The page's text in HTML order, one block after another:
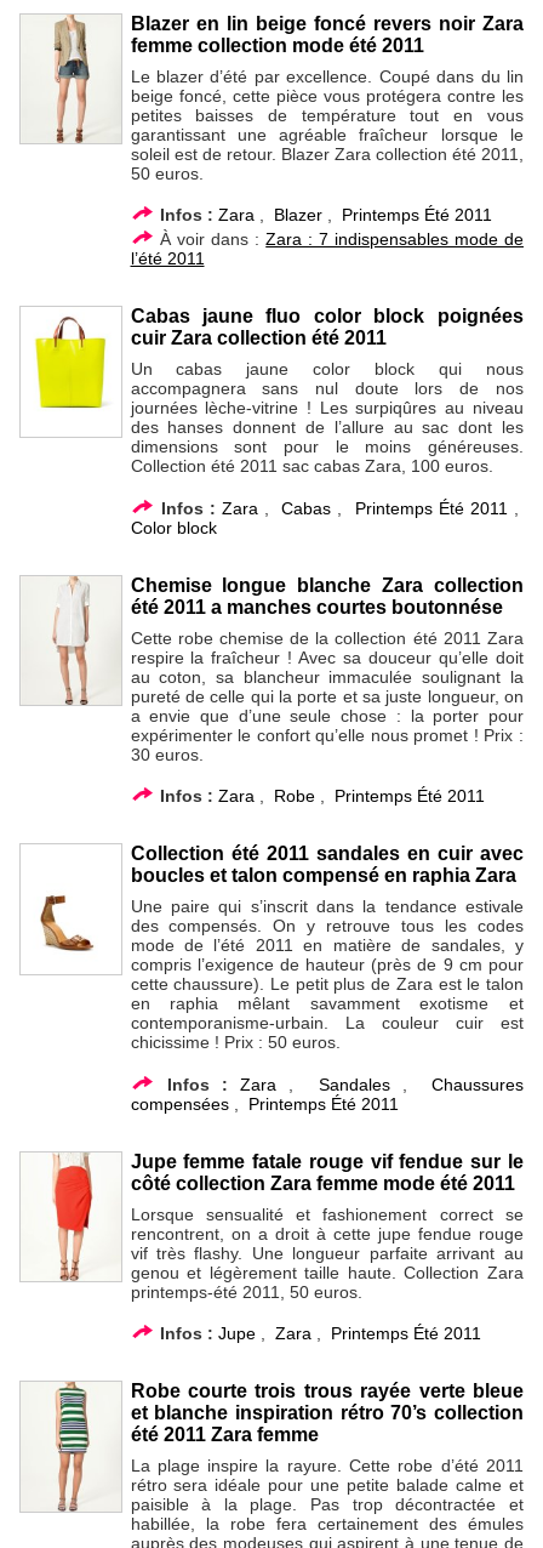
Blazer en lin beige foncé revers noir Zara
femme collection mode été 2011
Le blazer d’été par excellence. Coupé dans du lin
beige foncé, cette pièce vous protégera contre les
petites baisses de température tout en vous
garantissant une agréable fraîcheur lorsque le
soleil est de retour. Blazer Zara collection été 2011,
50 euros.
Infos : Zara, Blazer, Printemps Été 2011
À voir dans :Zara : 7 indispensables mode de
l’été 2011
Cabas jaune fluo color block poignées
cuir Zara collection été 2011
Un cabas jaune color block qui nous
accompagnera sans nul doute lors de nos
journées lèche-vitrine ! Les surpiqûres au niveau
des hanses donnent de l’allure au sac dont les
dimensions sont pour le moins généreuses.
Collection été 2011 sac cabas Zara, 100 euros.
Infos : Zara ,Cabas Printemps Été 2011
Color block
Chemise longue blanche Zara collection
été 2011 a manches courtes boutonnése
Cette robe chemise de la collection été 2011 Zara
respire la fraîcheur ! Avec sa douceur qu’elle doit
au coton, sa blancheur immaculée soulignant la
pureté de celle qui la porte et sa juste longueur, on
a envie que d’une seule chose : la porter pour
expérimenter le confort qu’elle nous promet ! Prix :
30 euros.
Infos : Zara, Robe, Printemps Été 2011
Collection été 2011 sandales en cuir avec
boucles et talon compensé en raphia Zara
Une paire qui s’inscrit dans la tendance estivale
des compensés. On y retrouve tous les codes
mode de l’été 2011 en matière de sandales, y
compris l’exigence de hauteur (près de 9 cm pour
cette chaussure). Le petit plus de Zara est le talon
en raphia mêlant savamment exotisme et
contemporanisme-urbain. La couleur cuir est
chicissime ! Prix : 50 euros.
Infos : Zara Sandales,Chaussures
compensées, Printemps Été 2011
Jupe femme fatale rouge vif fendue sur le
côté collection Zara femme mode été 2011
Lorsque sensualité et fashionement correct se
rencontrent, on a droit à cette jupe fendue rouge
vif très flashy. Une longueur parfaite arrivant au
genou et légèrement taille haute. Collection Zara
printemps-été 2011, 50 euros.
Infos : Jupe, Zara, Printemps Été 2011
Robe courte trois trous rayée verte bleue
et blanche inspiration rétro 70’s collection
été 2011 Zara femme
La plage inspire la rayure. Cette robe d’été 2011
rétro sera idéale pour une petite balade calme et
paisible à la plage. Pas trop décontractée et
habillée, la robe fera certainement des émules
auprès des modeuses qui aspirent à une tenue de